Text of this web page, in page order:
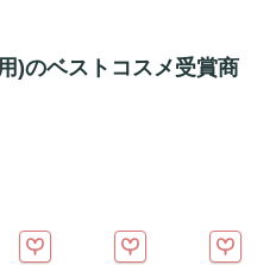
)のベストコスメ受賞商